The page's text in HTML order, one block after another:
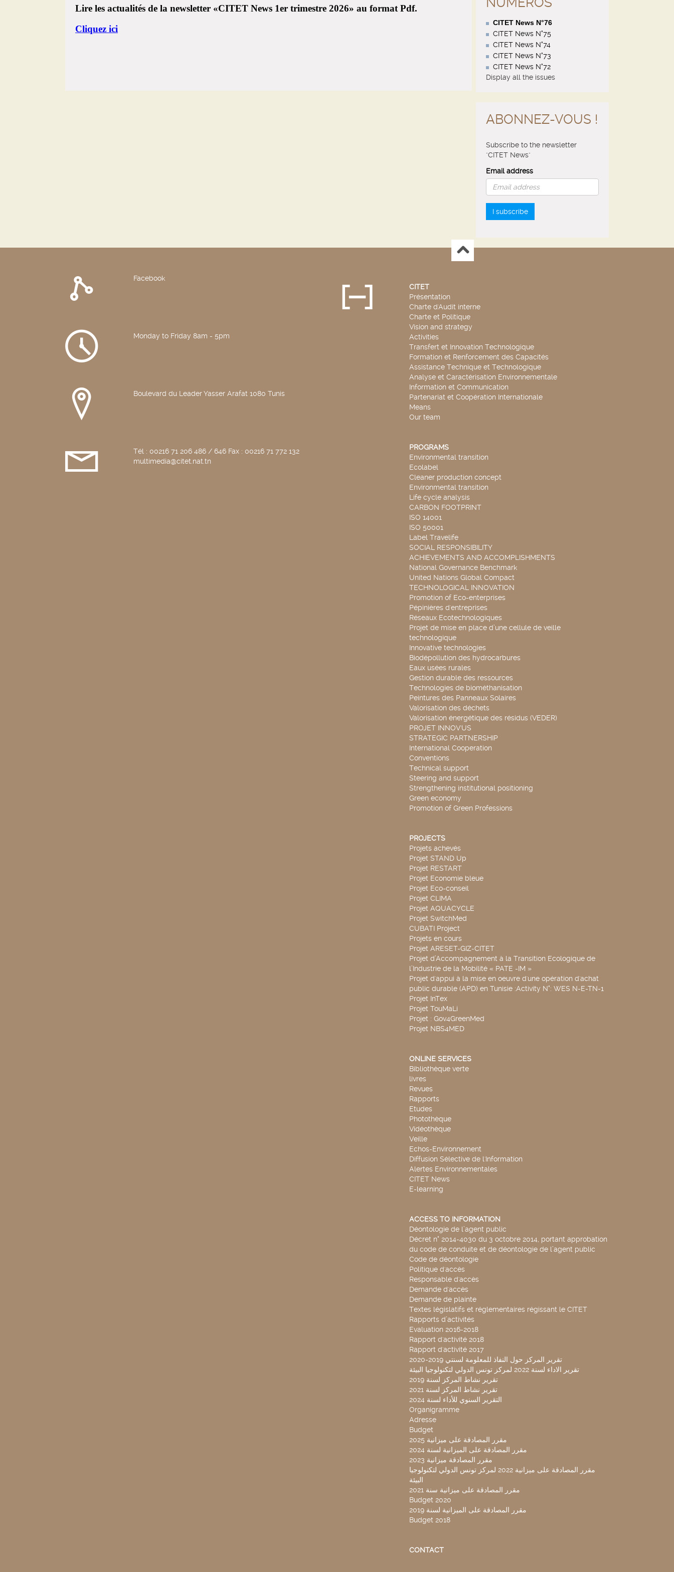
CITET News N°76
CITET News N°75
CITET News N°74
CITET News N°73
CITET News N°72
Display all the issues
ABONNEZ-VOUS !
Subscribe to the newsletter
"CITET News"
Email address
I subscribe
Facebook
Monday to Friday 8am - 5pm
Boulevard du Leader Yasser Arafat 1080 Tunis
Tél : 00216 71 206 486 / 646 Fax : 00216 71 772 132
multimedia@citet.nat.tn
CITET
Présentation
Charte d'Audit interne
Charte et Politique
Vision and strategy
Activities
Transfert et Innovation Technologique
Formation et Renforcement des Capacités
Assistance Technique et Technologique
Analyse et Caractérisation Environnementale
Information et Communication
Partenariat et Coopération Internationale
Means
Our team
PROGRAMS
Environmental transition
Ecolabel
Cleaner production concept
Environmental transition
Life cycle analysis
CARBON FOOTPRINT
ISO 14001
ISO 50001
Label Travelife
SOCIAL RESPONSIBILITY
ACHIEVEMENTS AND ACCOMPLISHMENTS
National Governance Benchmark
United Nations Global Compact
TECHNOLOGICAL INNOVATION
Promotion of Eco-enterprises
Pépinières d'entreprises
Réseaux Ecotechnologiques
Projet de mise en place d’une cellule de veille
technologique
Innovative technologies
Biodépollution des hydrocarbures
Eaux usées rurales
Gestion durable des ressources
Technologies de biométhanisation
Peintures des Panneaux Solaires
Valorisation des déchets
Valorisation énergétique des résidus (VEDER)
PROJET INNOV'US
STRATEGIC PARTNERSHIP
International Cooperation
Conventions
Technical support
Steering and support
Strengthening institutional positioning
Green economy
Promotion of Green Professions
PROJECTS
Projets achevés
Projet STAND Up
Projet RESTART
Projet Economie bleue
Projet Eco-conseil
Projet CLIMA
Projet AQUACYCLE
Projet SwitchMed
CUBATI Project
Projets en cours
Projet ARESET-GIZ-CITET
Projet d’Accompagnement à la Transition Ecologique de
l’Industrie de la Mobilité « PATE -IM »
Projet d'appui à la mise en oeuvre d'une opération d'achat
public durable (APD) en Tunisie :Activity N°: WES N-E-TN-1
Projet InTex
Projet TouMaLi
Projet : Gov4GreenMed
Projet NBS4MED
ONLINE SERVICES
Bibliothèque verte
livres
Revues
Rapports
Etudes
Photothèque
Vidéothèque
Veille
Echos-Environnement
Diffusion Sélective de l'Information
Alertes Environnementales
CITET News
E-learning
ACCESS TO INFORMATION
Déontologie de l’agent public
Décret n° 2014-4030 du 3 octobre 2014, portant approbation
du code de conduite et de déontologie de l’agent public
Code de déontologie
Politique d'accès
Responsable d'accès
Demande d'accès
Demande de plainte
Textes législatifs et réglementaires régissant le CITET
Rapports d’activités
Evaluation 2016-2018
Rapport d'activité 2018
Rapport d'activité 2017
تقرير المركز حول النفاذ للمعلومة لسنتي 2019-2020
تقرير الاداء لسنة 2022 لمركز تونس الدولي لتكنولوجيا البيئة
تقرير نشاط المركز لسنة 2019
تقرير نشاط المركز لسنة 2021
التقرير السنوي للأداء لسنة 2024
Organigramme
Adresse
Budget
2025 مقرر المصادقة على ميزانية
مقرر المصادقة على الميزانية لسنة 2024
مقرر المصادقة ميزانية 2023
مقرر المصادقة على ميزانية 2022 لمركز تونس الدولي لتكنولوجيا
البيئة
مقرر المصادقة على ميزانية سنة 2021
Budget 2020
مقرر المصادقة على الميزانية لسنة 2019
Budget 2018
CONTACT